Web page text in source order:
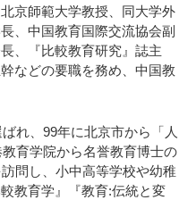
京師範大学教授、同大学外
、中国教育国際交流協会副
、『比較教育研究』誌主
などの要職を務め、中国教
れ、99年に北京市から「人
育学院から名誉教育博士の
問し、小中高等学校や幼稚
教育学』『教育:伝統と変